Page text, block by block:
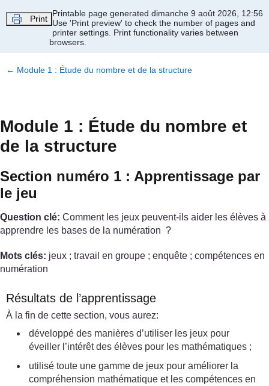
Print
Printable page generated dimanche 9 août 2026, 12:56
Use 'Print preview' to check the number of pages and
printer settings. Print functionality varies between
browsers.
← Module 1 : Étude du nombre et de la structure
Module 1 : Étude du nombre et
de la structure
Section numéro 1 : Apprentissage par
le jeu
Question clé: Comment les jeux peuvent-ils aider les élèves à
apprendre les bases de la numération ?
Mots clés: jeux ; travail en groupe ; enquête ; compétences en
numération
Résultats de l’apprentissage
À la fin de cette section, vous aurez:
développé des manières d’utiliser les jeux pour
éveiller l’intérêt des élèves pour les mathématiques ;
utilisé toute une gamme de jeux pour améliorer la
compréhension mathématique et les compétences en